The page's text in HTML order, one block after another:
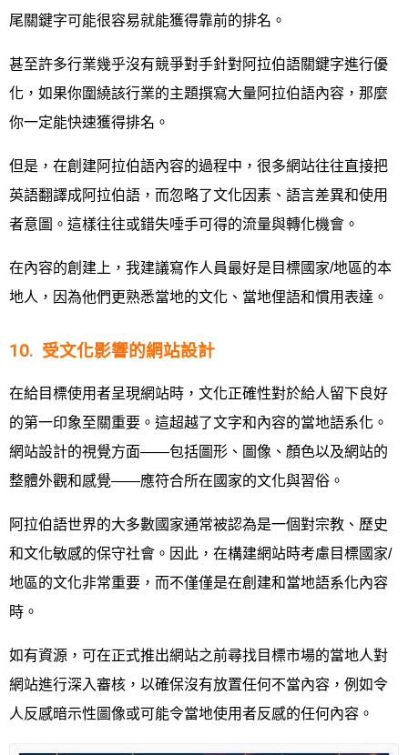
尾關鍵字可能很容易就能獲得靠前的排名。
甚至許多行業幾乎沒有競爭對手針對阿拉伯語關鍵字進行優
化，如果你圍繞該行業的主題撰寫大量阿拉伯語內容，那麼
你一定能快速獲得排名。
但是，在創建阿拉伯語內容的過程中，很多網站往往直接把
英語翻譯成阿拉伯語，而忽略了文化因素、語言差異和使用
者意圖。這樣往往或錯失唾手可得的流量與轉化機會。
在內容的創建上，我建議寫作人員最好是目標國家/地區的本
地人，因為他們更熟悉當地的文化、當地俚語和慣用表達。
10. 受文化影響的網站設計
在給目標使用者呈現網站時，文化正確性對於給人留下良好
的第一印象至關重要。這超越了文字和內容的當地語系化。
網站設計的視覺方面——包括圖形、圖像、顏色以及網站的
整體外觀和感覺——應符合所在國家的文化與習俗。
阿拉伯語世界的大多數國家通常被認為是一個對宗教、歷史
和文化敏感的保守社會。因此，在構建網站時考慮目標國家/
地區的文化非常重要，而不僅僅是在創建和當地語系化內容
時。
如有資源，可在正式推出網站之前尋找目標市場的當地人對
網站進行深入審核，以確保沒有放置任何不當內容，例如令
人反感暗示性圖像或可能令當地使用者反感的任何內容。